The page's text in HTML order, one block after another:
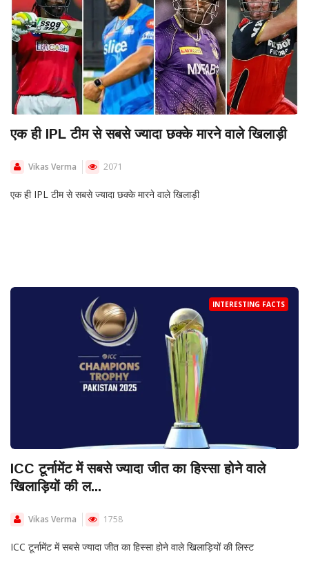
एक ही IPL टीम से सबसे ज्यादा छक्के मारने वाले खिलाड़ी
Vikas Verma 2071
एक ही IPL टीम से सबसे ज्यादा छक्के मारने वाले खिलाड़ी
INTERESTING FACTS
ICC टूर्नामेंट में सबसे ज्यादा जीत का हिस्सा होने वाले
खिलाड़ियों की ल...
Vikas Verma 1758
ICC टूर्नामेंट में सबसे ज्यादा जीत का हिस्सा होने वाले खिलाड़ियों की लिस्ट